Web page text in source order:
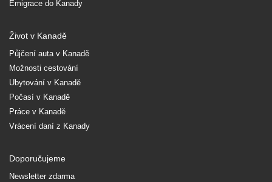
Emigrace do Kanady
Život v Kanadě
Půjčení auta v Kanadě
Možnosti cestování
Ubytování v Kanadě
Počasí v Kanadě
Práce v Kanadě
Vrácení daní z Kanady
Doporučujeme
Newsletter zdarma